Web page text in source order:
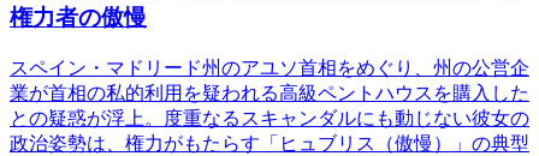
権力者の傲慢
スペイン・マドリード州のアユソ首相をめぐり、州の公営企
業が首相の私的利用を疑われる高級ペントハウスを購入した
との疑惑が浮上。度重なるスキャンダルにも動じない彼女の
政治姿勢は、権力がもたらす「ヒュブリス（傲慢）」の典型